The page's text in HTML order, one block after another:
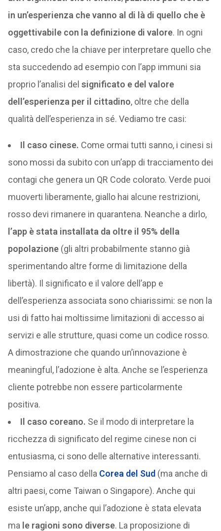
in un’esperienza che vanno al di là di quello che è
oggettivabile con la definizione di valore. In ogni
caso, credo che la chiave per interpretare quello che
sta succedendo ad esempio con l’app immuni sia
proprio l’analisi del significato e del valore
dell’esperienza per il cittadino, oltre che della
qualità dell’esperienza in sé. Vediamo tre casi:
Il caso cinese. Come ormai tutti sanno, i cinesi si
sono mossi da subito con un’app di tracciamento dei
contagi che genera un QR Code colorato. Verde puoi
muoverti liberamente, giallo hai alcune restrizioni,
rosso devi rimanere in quarantena. Neanche a dirlo,
l’app è stata installata da oltre il 95% della
popolazione(gli altri probabilmente stanno già
sperimentando altre forme di limitazione della
libertà). Il significato e il valore dell’app e
dell’esperienza associata sono chiarissimi: se non la
usi di fatto hai moltissime limitazioni di accesso ai
servizi e alle strutture, quasi come un codice rosso.
A dimostrazione che quando un’innovazione è
meaningful, l’adozione è alta. Anche se l’esperienza
cliente potrebbe non essere particolarmente
positiva.
Il caso coreano. Se il modo di interpretare la
ricchezza di significato del regime cinese non ci
entusiasma, ci sono delle alternative interessanti.
Pensiamo al caso della Corea del Sud (ma anche di
altri paesi, come Taiwan o Singapore). Anche qui
esiste un’app, anche qui l’adozione è stata elevata
ma le ragioni sono diverse. La proposizione di